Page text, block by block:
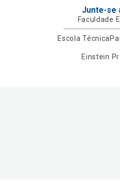
Junte-se
Faculdade
Escola Técnica
Einstein